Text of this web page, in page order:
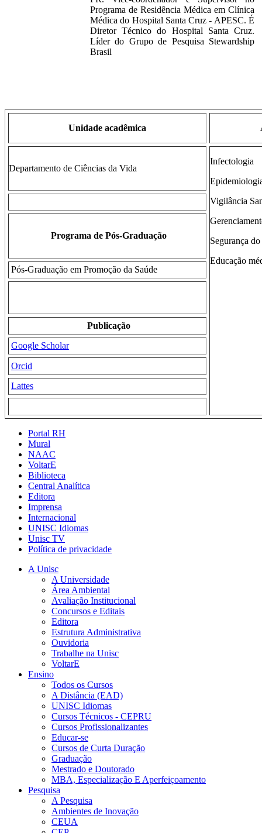
Programa de Residência Médica em Clínica
Médica do Hospital Santa Cruz - APESC. É
Diretor Técnico do Hospital Santa Cruz.
Líder do Grupo de Pesquisa Stewardship
Brasil
Unidade acadêmica
Departamento de Ciências da Vida
Infectologia
Vigilância
Segurança
Educação
Programa de Pós-Graduação
Pós-Graduação em Promoção da Saúde
Publicação
Google Scholar
Orcid
Lattes
Portal RH
Mural
NAAC
VoltarE
Biblioteca
Central Analítica
Editora
Imprensa
Internacional
UNISC Idiomas
Unisc TV
Política de privacidade
A Unisc
A Universidade
Área Ambiental
Avaliação Institucional
Concursos e Editais
Editora
Estrutura Administrativa
Ouvidoria
Trabalhe na Unisc
VoltarE
Ensino
Todos os Cursos
A Distância (EAD)
UNISC Idiomas
Cursos Técnicos - CEPRU
Cursos Profissionalizantes
Educar-se
Cursos de Curta Duração
Graduação
Mestrado e Doutorado
MBA, Especialização E Aperfeiçoamento
Pesquisa
A Pesquisa
Ambientes de Inovação
CEUA